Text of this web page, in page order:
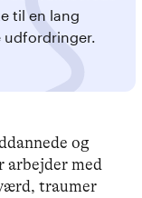
til en lang
udfordringer.
og
arbejder med
traumer